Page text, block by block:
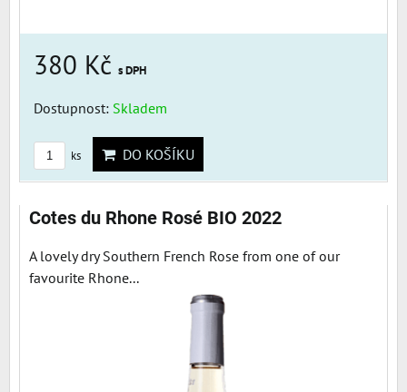
380 Kč s DPH
Dostupnost: Skladem
ks DO KOŠÍKU
Cotes du Rhone Rosé BIO 2022
A lovely dry Southern French Rose from one of our
favourite Rhone...